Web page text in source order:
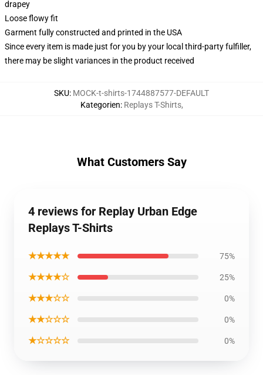
drapey
Loose flowy fit
Garment fully constructed and printed in the USA
Since every item is made just for you by your local third-party fulfiller,
there may be slight variances in the product received
SKU: MOCK-t-shirts-1744887577-DEFAULT
Kategorien: Replays T-Shirts,
What Customers Say
4 reviews for Replay Urban Edge
Replays T-Shirts
★★★★★ 75%
★★★★☆ 25%
★★★☆☆ 0%
★★☆☆☆ 0%
★☆☆☆☆ 0%